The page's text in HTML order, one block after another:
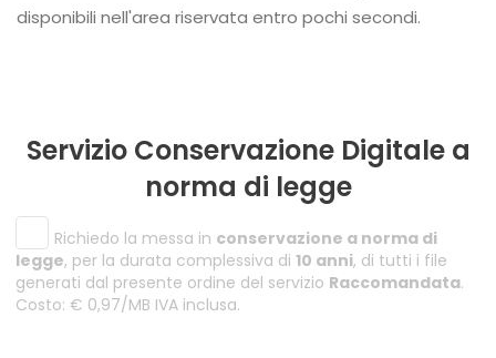
disponibili nell'area riservata entro pochi secondi.
Servizio Conservazione Digitale a
norma di legge
Richiedo la messa in conservazione a norma di
legge, per la durata complessiva di 10 anni, di tutti i file
generati dal presente ordine del servizio Raccomandata.
Costo: € 0,97/MB IVA inclusa.